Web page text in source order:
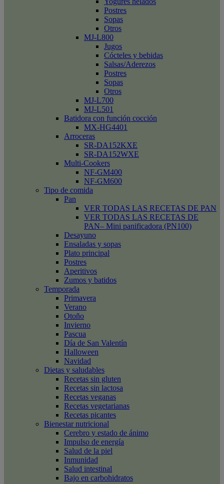
Postres
Sopas
Otros
MJ-L800
Jugos
Cócteles y bebidas
Salsas/Aderezos
Postres
Sopas
Otros
MJ-L700
MJ-L501
Batidora con función cocción
MX-HG4401
Arroceras
SR-DA152KXE
SR-DA152WXE
Multi-Cookers
NF-GM400
NF-GM600
Tipo de comida
Pan
VER TODAS LAS RECETAS DE PAN
VER TODAS LAS RECETAS DE
PAN– Mini panificadora (PN100)
Desayuno
Ensaladas y sopas
Plato principal
Postres
Aperitivos
Zumos y batidos
Temporada
Primavera
Verano
Otoño
Invierno
Pascua
Día de San Valentín
Halloween
Navidad
Dietas y saludables
Recetas sin gluten
Recetas sin lactosa
Recetas veganas
Recetas vegetarianas
Recetas picantes
Bienestar nutricional
Cerebro y estado de ánimo
Impulso de energía
Salud de la piel
Inmunidad
Salud intestinal
Bajo en carbohidratos